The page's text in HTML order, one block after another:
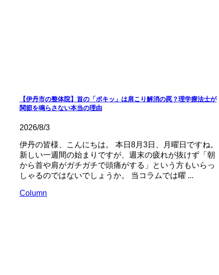
【伊丹市の整体院】首の「ポキッ」は肩こり解消の罠？理学療法士が
関節を鳴らさない本当の理由
2026/8/3
伊丹の皆様、こんにちは。 本日8月3日、月曜日ですね。
新しい一週間の始まりですが、週末の疲れが抜けず「朝
から首や肩がガチガチで頭痛がする」という方もいらっ
しゃるのではないでしょうか。 当コラムでは曜 ...
Column